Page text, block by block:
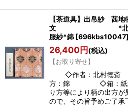
【茶道具】出帛紗 茜地
文 *北村徳斎*
服紗*錦 [696kbs10047]
26,400円(税込)
【お取り寄せ】
◇作者：北村徳
方：錦 ◇箱：
り方等により柄の出方
ので、その旨予めご了